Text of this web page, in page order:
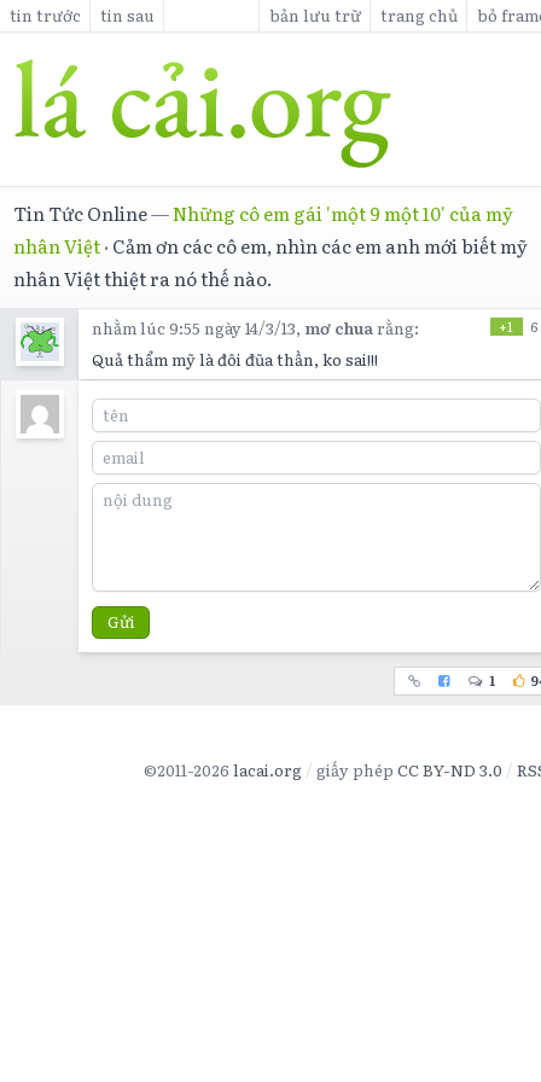
tin trước tin sau bản lưu trữ trang chủ bỏ
Tin Tức Online—Những cô em gái 'một 9 một 10' của mỹ
nhân Việt· Cảm ơn các cô em, nhìn các em anh mới biết mỹ
nhân Việt thiệt ra nó thế nào.
nhằm lúc 9:55 ngày 14/3/13, mơ chuarằng: +1 6
Quả thẩm mỹ là đôi đũa thần, ko sai!!!
Gửi
1
©2011-2026 lacai.org giấy phép CC BY-ND 3.0